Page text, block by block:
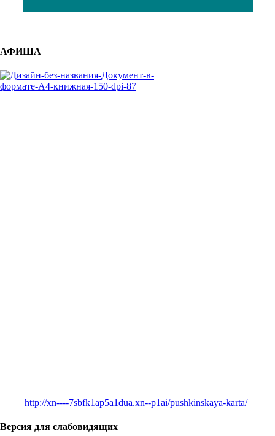
АФИША
http://xn----7sbfk1ap5a1dua.xn--p1ai/pushkinskaya-karta/
Версия для слабовидящих